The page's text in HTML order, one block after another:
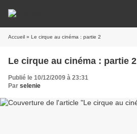
Accueil » Le cirque au cinéma : partie 2
Le cirque au cinéma : partie 2
Publié le 10/12/2009 à 23:31
Par selenie